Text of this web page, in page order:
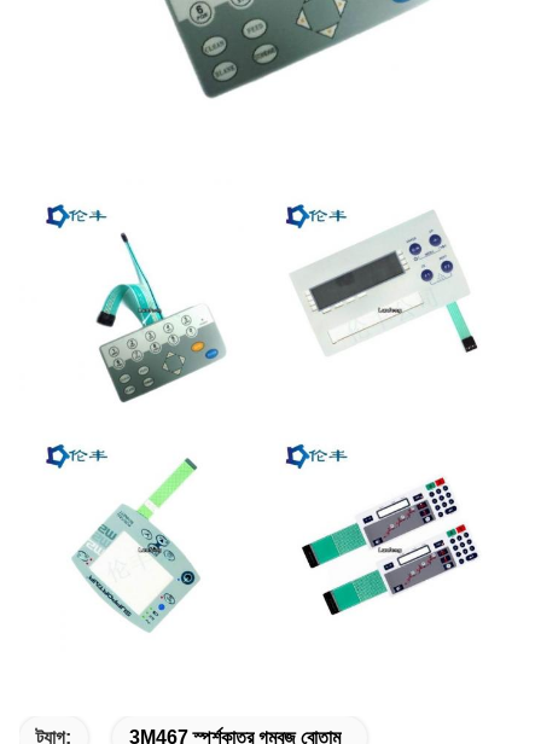
ট্যাগ: 3M467 স্পর্শকাতর গম্বুজ বোতাম